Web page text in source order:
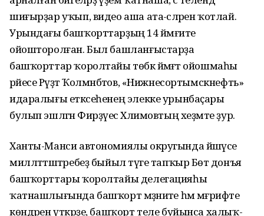
шиғырҙар уҡып, видео аша ата-әсәләрен ҡотлай.
Урындағы башҡорттарҙың 14 йәмғиәте
ойошторолған. Был башланғыстарҙа
башҡорттар ҡоролтайы төбәк йәмәғәт ойошмаһы
рәйесе Рәүҙәт Ҡолмәнбәтов, «Нижнесортымскнефть»
идаралығы етәксеһенең элекке урынбаҫары
булып эшләгән Фирҙәүес Хәлимовтың хеҙмәте ҙур.
Ханты-Манси автономиялы округында йәшәүсе
милләттәштәребеҙ быйыл тәүге тапҡыр Бөтә донъя
башҡорттары ҡоролтайы делегацияһы
ҡатнашлығында башҡорт мәҙәниәте һәм мәғрифәте
көндәрен үткәрҙе, башҡорт теле буйынса халыҡ-